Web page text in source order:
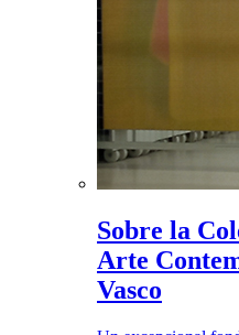
Sobre la
Arte
Vasco